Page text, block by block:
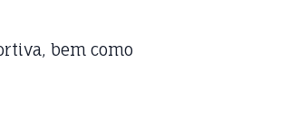
bem como